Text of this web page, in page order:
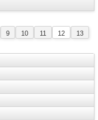
9 10 11 12
13